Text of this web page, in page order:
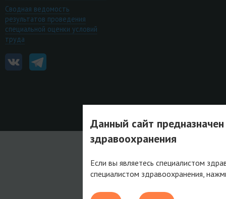
Сводная ведомость
результатов проведения
специальной оценки условий
труда
Данный сайт
здравоохранения
Если вы являетесь специалистом
специалистом здравоохранения,